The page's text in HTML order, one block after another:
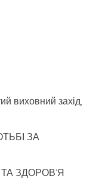
виховний захід,
ЗА
ЗДОРОВ’Я